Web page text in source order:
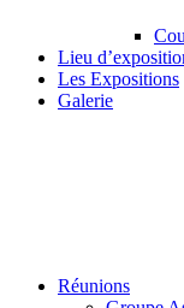
Lieu
Les Expositions
Galerie
Réunions